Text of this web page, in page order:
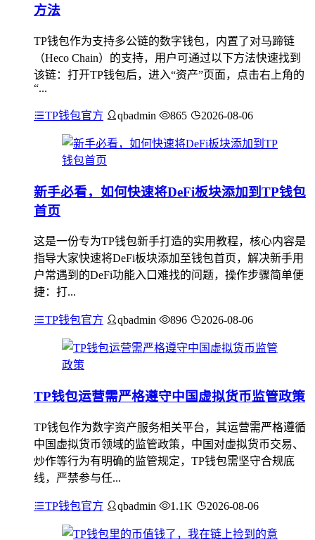
方法
TP钱包作为支持多公链的数字钱包，内置了对马蹄链
（Heco Chain）的支持，用户可通过以下方法快速找到
该链：打开TP钱包后，进入“资产”页面，点击右上角的
“...
TP钱包官方 qbadmin 865 2026-08-06
新手必看，如何快速将DeFi板块添加到TP钱包
首页
这是一份专为TP钱包新手打造的实用教程，核心内容是
指导大家快速将DeFi板块添加至钱包首页，解决新手用
户常遇到的DeFi功能入口难找的问题，操作步骤简单便
捷：打...
TP钱包官方 qbadmin 896 2026-08-06
TP钱包运营需严格遵守中国虚拟货币监管政策
TP钱包作为数字资产服务相关平台，其运营需严格遵循
中国虚拟货币领域的监管政策，中国对虚拟货币交易、
炒作等行为有明确的监管规定，TP钱包需坚守合规底
线，严禁参与任...
TP钱包官方 qbadmin 1.1K 2026-08-06